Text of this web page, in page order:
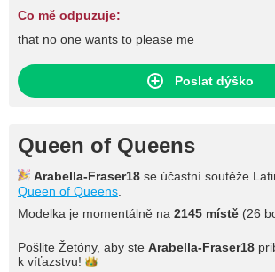
Co mě odpuzuje:
that no one wants to please me
Poslat dýško
Queen of Queens
Arabella-Fraser18 se účastní soutěže
Queen of Queens
Modelka je momentálně na 2145 místě (26
Pošlite Žetóny, aby ste Arabella-Fraser18
k víťazstvu!